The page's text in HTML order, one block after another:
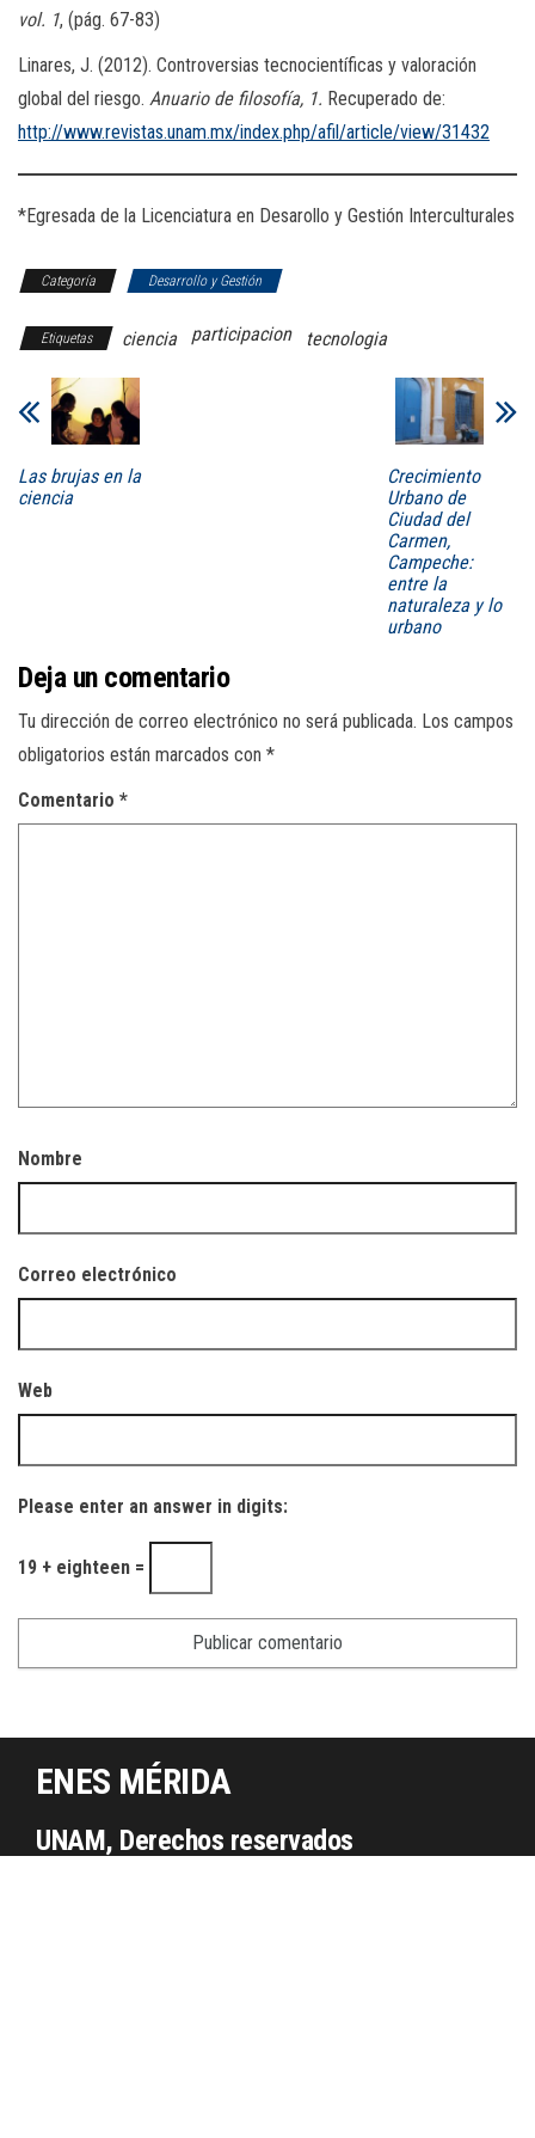
vol. 1, (pág. 67-83)
Linares, J. (2012). Controversias tecnocientíficas y valoración
global del riesgo. Anuario de filosofía, 1. Recuperado de:
http://www.revistas.unam.mx/index.php/afil/article/view/31432
*Egresada de la Licenciatura en Desarollo y Gestión Interculturales
Categoría Desarrollo y Gestión
Etiquetas ciencia participacion tecnologia
Las brujas en la
ciencia
Crecimiento
Urbano de
Ciudad del
Carmen,
Campeche:
entre la
naturaleza y lo
urbano
Deja un comentario
Tu dirección de correo electrónico no será publicada. Los campos
obligatorios están marcados con *
Comentario *
Nombre
Correo electrónico
Web
Please enter an answer in digits:
19 + eighteen =
ENES MÉRIDA
UNAM, Derechos reservados